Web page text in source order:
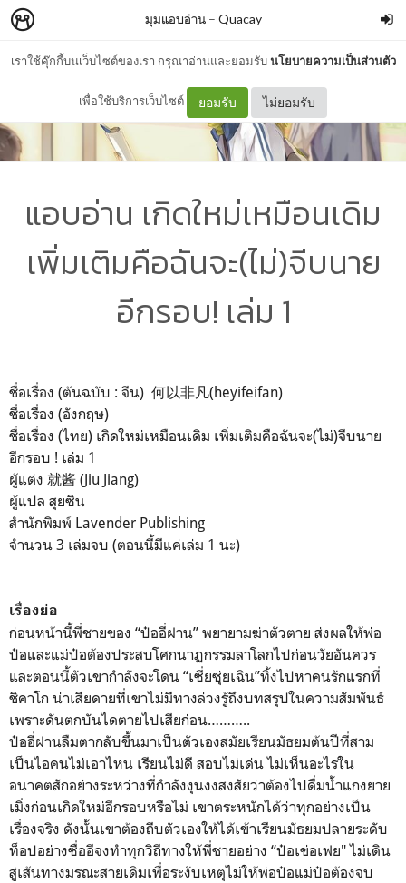
เราใช้คุ๊กกี้บนเว็บไซต์ของเรา กรุณาอ่านและยอมรับนโยบายความเป็นส่วนตัว
เพื่อใช้บริการเว็บไซต์ ยอมรับ ไม่ยอมรับ
มุมแอบอ่าน– Quacay
แอบอ่าน เกิดใหม่เหมือนเดิม
เพิ่มเติมคือฉันจะ(ไม่)จีบนาย
อีกรอบ! เล่ม 1
ชื่อเรื่อง (ต้นฉบับ : จีน) 何以非凡(heyifeifan)
ชื่อเรื่อง (อังกฤษ)
ชื่อเรื่อง (ไทย) เกิดใหม่เหมือนเดิม เพิ่มเติมคือฉันจะ(ไม่)จีบนาย
อีกรอบ ! เล่ม 1
ผู้แต่ง 就酱 (Jiu Jiang)
ผู้แปล สุยซิน
สำนักพิมพ์ Lavender Publishing
จำนวน 3 เล่มจบ (ตอนนี้มีแค่เล่ม 1 นะ)
เรื่องย่อ
ก่อนหน้านี้พี่ชายของ “ป๋ออี่ฝาน” พยายามฆ่าตัวตาย ส่งผลให้พ่อ
ป๋อและแม่ป๋อต้องประสบโศกนาฏกรรมลาโลกไปก่อนวัยอันควร
และตอนนี้ตัวเขากำลังจะโดน “เซี่ยซุ่ยเฉิน”ทิ้งไปหาคนรักแรกที่
ชิคาโก น่าเสียดายที่เขาไม่มีทางล่วงรู้ถึงบทสรุปในความสัมพันธ์
เพราะดันตกบันไดตายไปเสียก่อน………..
ป๋ออี่ฝานลืมตากลับขึ้นมาเป็นตัวเองสมัยเรียนมัธยมต้นปีที่สาม
เป็นไอคนไม่เอาไหน เรียนไม่ดี สอบไม่เด่น ไม่เห็นอะไรใน
อนาคตสักอย่างระหว่างที่กำลังงุนงงสงสัยว่าต้องไปดื่มน้ำแกงยาย
เมิ่งก่อนเกิดใหม่อีกรอบหรือไม่ เขาตระหนักได้ว่าทุกอย่างเป็น
เรื่องจริง ดังนั้นเขาต้องถีบตัวเองให้ได้เข้าเรียนมัธยมปลายระดับ
ท็อปอย่างซื่ออีจงทำทุกวิถีทางให้พี่ชายอย่าง “ป๋อเข่อเฟย" ไม่เดิน
สู่เส้นทางมรณะสายเดิมเพื่อระงับเหตุไม่ให้พ่อป๋อแม่ป๋อต้องจบ